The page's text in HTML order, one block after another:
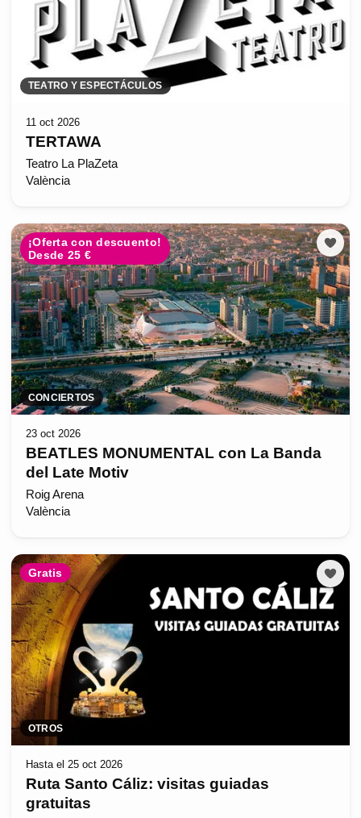
TEATRO Y ESPECTÁCULOS
11 oct 2026
TERTAWA
Teatro La PlaZeta
València
¡Oferta con descuento!
Desde 25 €
CONCIERTOS
23 oct 2026
BEATLES MONUMENTAL con La Banda
del Late Motiv
Roig Arena
València
Gratis
OTROS
Hasta el 25 oct 2026
Ruta Santo Cáliz: visitas guiadas
gratuitas